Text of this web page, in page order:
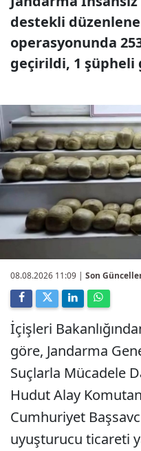
destekli
operasyonunda
geçirildi, 1 şüpheli
08.08.2026 11:09 | Son
İçişleri
göre, Jandarma
Suçlarla Mücadele
Hudut Alay
Cumhuriyet
uyuşturucu ticareti